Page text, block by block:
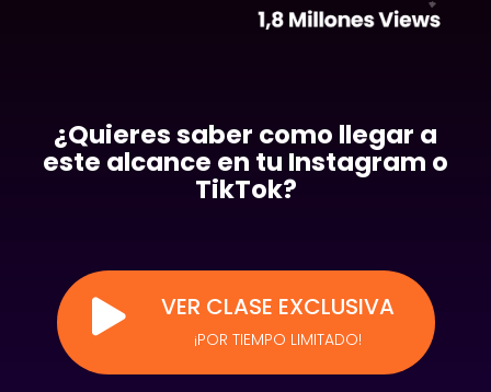
¿Quieres saber como llegar a
este alcance en tu Instagram o
TikTok?
 VER CLASE EXCLUSIVA
¡POR TIEMPO LIMITADO!